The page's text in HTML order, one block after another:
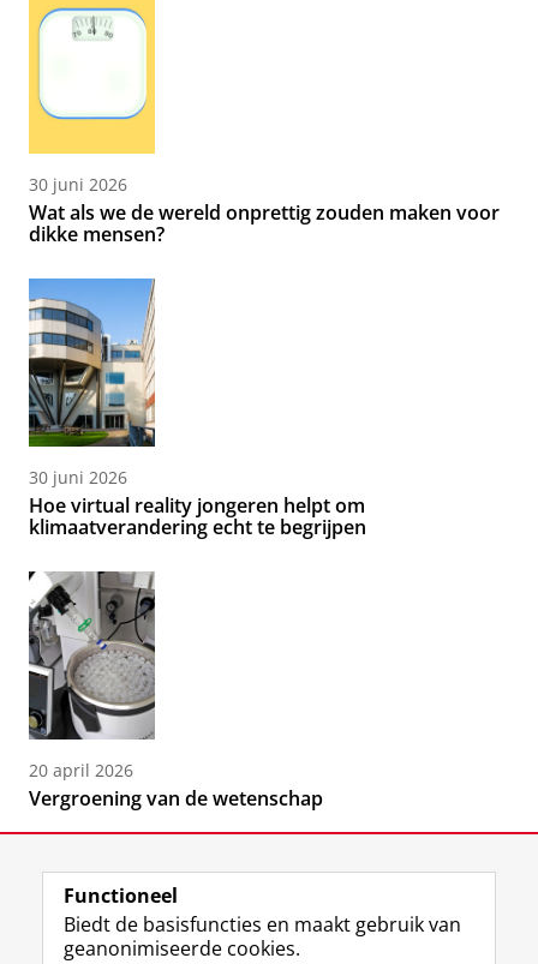
30 juni 2026
Wat als we de wereld onprettig zouden maken voor
dikke mensen?
30 juni 2026
Hoe virtual reality jongeren helpt om
klimaatverandering echt te begrijpen
20 april 2026
Vergroening van de wetenschap
Functioneel
Biedt de basisfuncties en maakt gebruik van
geanonimiseerde cookies.